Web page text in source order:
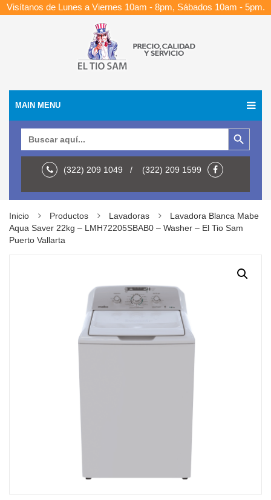
Visítanos de Lunes a Viernes 10am - 8pm, Sábados 10am - 5pm.
MAIN MENU
Botón de búsqueda
(322) 209 1049 / (322) 209 1599
Inicio Productos Lavadoras
Lavadora Blanca Mabe
Aqua Saver 22kg – LMH72205SBAB0 – Washer – El Tio Sam
Puerto Vallarta